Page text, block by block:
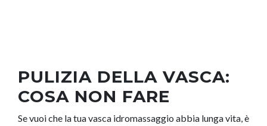
PULIZIA DELLA VASCA:
COSA NON FARE
Se vuoi che la tua vasca idromassaggio abbia lunga vita, è